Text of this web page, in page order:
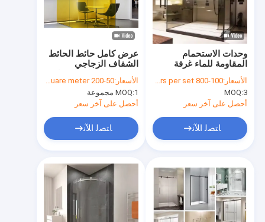
عرض كامل حائط الحائط
الشفاف الزجاجي
الشفاف للعمل، المنزل،
ورشة العمل
الأسعار:50-200 dollars per square meter
MOQ:1 مجموعة
أحصل على آخر سعر
ﺎﺘﺼﻟ ﺍﻶﻧ
وحدات الاستحمام
المقاومة للماء غرفة
الاستحمام باب زجاجي
6mm 8mm حجم قياسي
غرفة الاستحمام
الأسعار:100-800 dollars per set
MOQ:3
أحصل على آخر سعر
ﺎﺘﺼﻟ ﺍﻶﻧ